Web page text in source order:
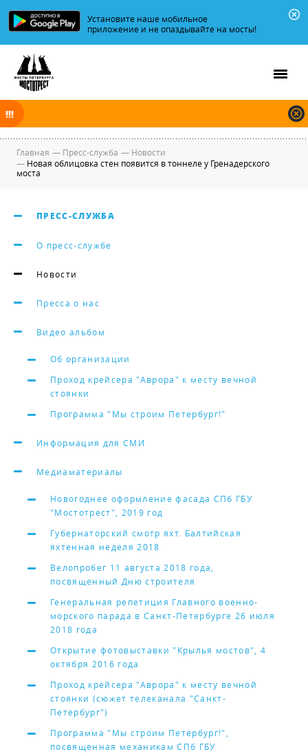
Установите наше мобильное
приложение и не опаздывайте на мосты!
В ночь на 08.08.2026 мосты по Неве и Большой Неве разводятся по
графику.
Главная — Пресс-служба — Новости
— Новая облицовка стен появится в тоннеле у Гренадерского
моста
ПРЕСС-СЛУЖБА
О пресс-службе
Новости
Пресса о нас
Видео альбом
Об организации
Проход крейсера "Аврора" к месту вечной
стоянки
Программа "Мы строим Петербург!"
Информация для СМИ
Медиаматериалы
Новогоднее оформление фасада СПб ГБУ
"Мостотрест", 2019 год
Губернаторский смотр яхт. Балтийская
яхтенная неделя 2018
Велопробег 11 августа 2018 года,
посвященный Дню строителя
Генеральная репетиция Главного военно-
морского парада в Санкт-Петербурге 26 июля
2018 года
Открытие фотовыставки "Крылья мостов", 4
октября 2016 года
Проход крейсера "Аврора" к месту вечной
стоянки (сюжет телеканала "Санкт-
Петербург")
Программа "Мы строим Петербург!",
посвященная механикам СПб ГБУ